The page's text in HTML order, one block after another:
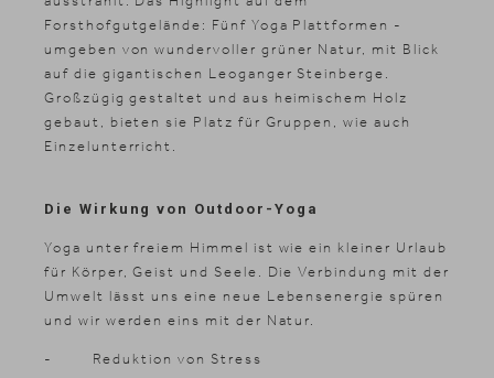
Forsthofgutgelände: Fünf Yoga Plattformen -
umgeben von wundervoller grüner Natur, mit Blick
auf die gigantischen Leoganger Steinberge.
Großzügig gestaltet und aus heimischem Holz
gebaut, bieten sie Platz für Gruppen, wie auch
Einzelunterricht.
Die Wirkung von Outdoor-Yoga
Yoga unter freiem Himmel ist wie ein kleiner Urlaub
für Körper, Geist und Seele. Die Verbindung mit der
Umwelt lässt uns eine neue Lebensenergie spüren
und wir werden eins mit der Natur.
- Reduktion von Stress